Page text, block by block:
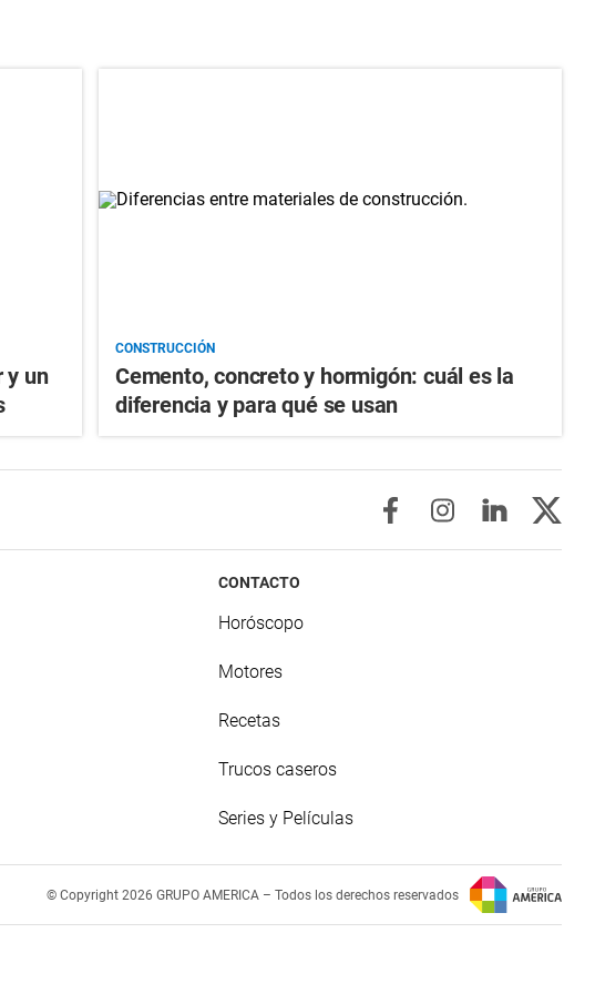
y un
CONSTRUCCIÓN
Cemento, concreto y hormigón: cuál es la
diferencia y para qué se usan
CONTACTO
Horóscopo
Motores
Recetas
Trucos caseros
Series y Películas
© Copyright 2026 GRUPO AMERICA – Todos los derechos reservados